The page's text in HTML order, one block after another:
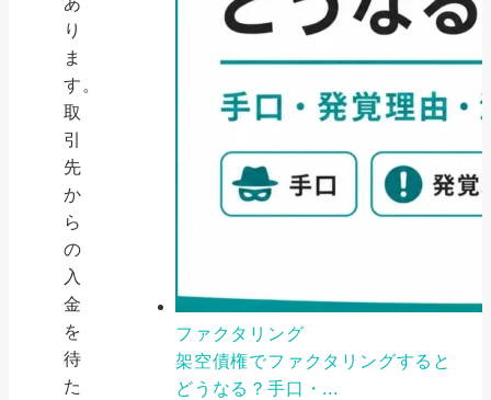
り
ま
す。
取
引
先
か
ら
の
入
金
を
待
た
ファクタリング
架空債権でファクタリングすると
どうなる？手口・...